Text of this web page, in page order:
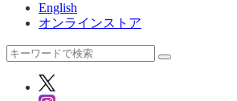
English
オンラインストア